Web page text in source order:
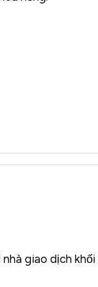
giao dịch khối